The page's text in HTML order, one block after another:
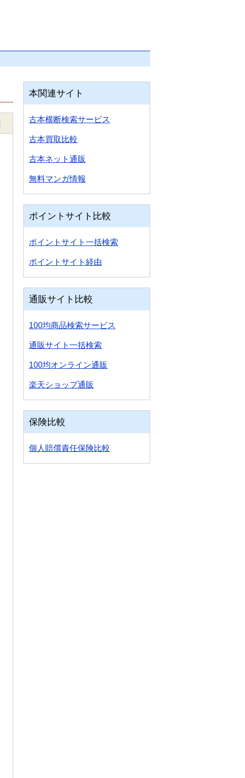
本関連サイト
古本横断検索サービス
古本買取比較
古本ネット通販
無料マンガ情報
ポイントサイト比較
ポイントサイト一括検索
ポイントサイト経由
通販サイト比較
100均商品検索サービス
通販サイト一括検索
100均オンライン通販
楽天ショップ通販
保険比較
個人賠償責任保険比較